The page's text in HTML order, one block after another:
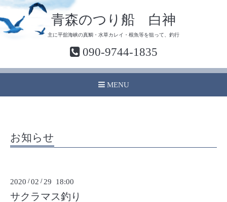
青森のつり船 白神
主に平舘海峡の真鯛・水草カレイ・根魚等を狙って、釣行
090-9744-1835
MENU
お知らせ
2020 /02 / 29 18:00
サクラマス釣り